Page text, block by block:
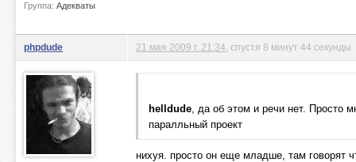
Группа: Адекваты
phpdude 21 мая 2009 г. 21:34 , спустя 8 минут 44 секунды
helldude, да об этом и речи нет. Просто
паралльный проект
нихуя. просто он еще младше, там говорят